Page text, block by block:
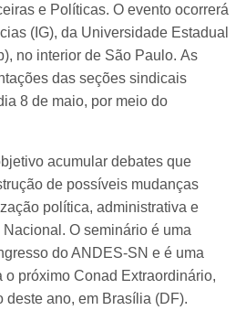
e Políticas. O evento ocorrerá
(IG), da Universidade Estadual
no interior de São Paulo. As
das seções sindicais
8 de maio, por meio do
acumular debates que
de possíveis mudanças
política, administrativa e
O seminário é uma
do ANDES-SN e é uma
o próximo Conad Extraordinário,
deste ano, em Brasília (DF).